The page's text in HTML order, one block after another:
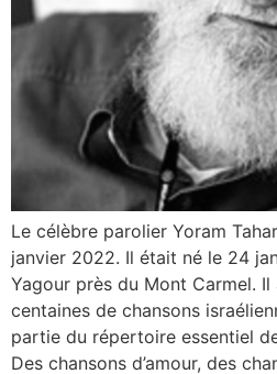
Le célèbre parolier Yoram
janvier 2022. Il était né le 24
Yagour près du Mont Carmel.
centaines de chansons
partie du répertoire essentiel
Des chansons d’amour, des